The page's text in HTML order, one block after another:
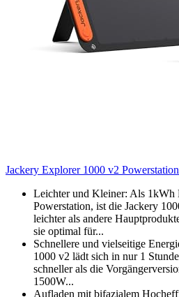
Jackery Explorer 1000 v2
Leichter und Kleiner: Als 1kWh
Powerstation, ist die Jackery
leichter als andere
sie optimal für...
Schnellere und vielseitige
1000 v2 lädt sich in nur 1
schneller als die
1500W...
Aufladen mit bifazialem